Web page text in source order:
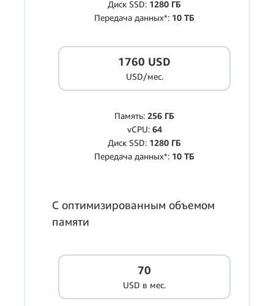
Диск SSD: 1280 ГБ
Передача данных*: 10 ТБ
1760 USD
USD/мес.
Память: 256 ГБ
vCPU: 64
Диск SSD: 1280 ГБ
Передача данных*: 10 ТБ
С оптимизированным объемом
памяти
70
USD в мес.